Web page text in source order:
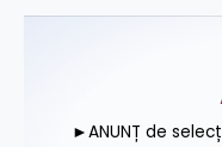
►ANUNȚ de